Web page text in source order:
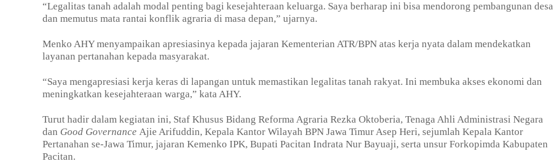
“Legalitas tanah adalah modal penting bagi kesejahteraan keluarga. Saya berharap ini bisa mendorong pembangunan desa
dan memutus mata rantai konflik agraria di masa depan,” ujarnya.
Menko AHY menyampaikan apresiasinya kepada jajaran Kementerian ATR/BPN atas kerja nyata dalam mendekatkan
layanan pertanahan kepada masyarakat.
“Saya mengapresiasi kerja keras di lapangan untuk memastikan legalitas tanah rakyat. Ini membuka akses ekonomi dan
meningkatkan kesejahteraan warga,” kata AHY.
Turut hadir dalam kegiatan ini, Staf Khusus Bidang Reforma Agraria Rezka Oktoberia, Tenaga Ahli Administrasi Negara
dan Good Governance Ajie Arifuddin, Kepala Kantor Wilayah BPN Jawa Timur Asep Heri, sejumlah Kepala Kantor
Pertanahan se-Jawa Timur, jajaran Kemenko IPK, Bupati Pacitan Indrata Nur Bayuaji, serta unsur Forkopimda Kabupaten
Pacitan.